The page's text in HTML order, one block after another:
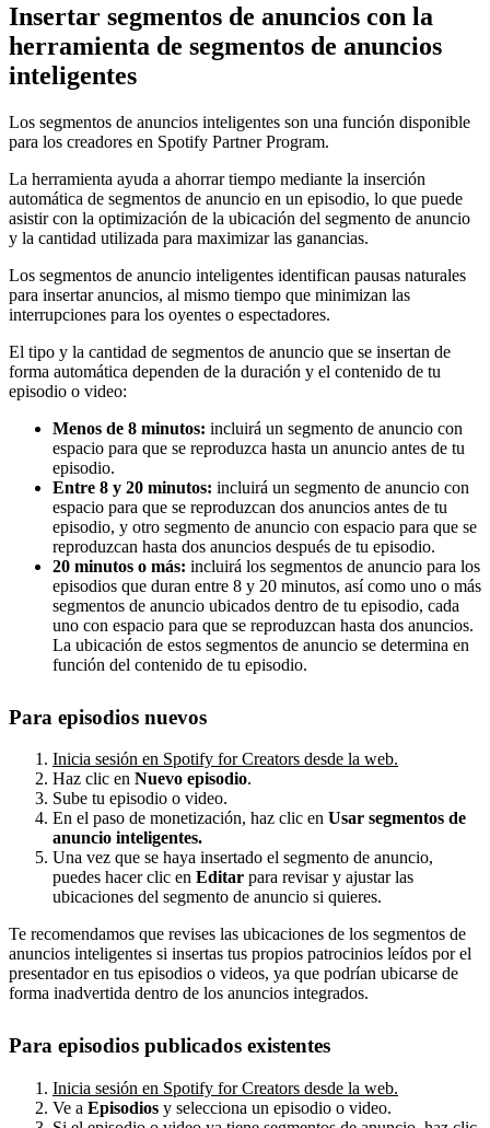
Insertar segmentos de anuncios con la
herramienta de segmentos de anuncios
inteligentes
Los segmentos de anuncios inteligentes son una función disponible
para los creadores en Spotify Partner Program.
La herramienta ayuda a ahorrar tiempo mediante la inserción
automática de segmentos de anuncio en un episodio, lo que puede
asistir con la optimización de la ubicación del segmento de anuncio
y la cantidad utilizada para maximizar las ganancias.
Los segmentos de anuncio inteligentes identifican pausas naturales
para insertar anuncios, al mismo tiempo que minimizan las
interrupciones para los oyentes o espectadores.
El tipo y la cantidad de segmentos de anuncio que se insertan de
forma automática dependen de la duración y el contenido de tu
episodio o video:
Menos de 8 minutos: incluirá un segmento de anuncio con
espacio para que se reproduzca hasta un anuncio antes de tu
episodio.
Entre 8 y 20 minutos: incluirá un segmento de anuncio con
espacio para que se reproduzcan dos anuncios antes de tu
episodio, y otro segmento de anuncio con espacio para que se
reproduzcan hasta dos anuncios después de tu episodio.
20 minutos o más: incluirá los segmentos de anuncio para los
episodios que duran entre 8 y 20 minutos, así como uno o más
segmentos de anuncio ubicados dentro de tu episodio, cada
uno con espacio para que se reproduzcan hasta dos anuncios.
La ubicación de estos segmentos de anuncio se determina en
función del contenido de tu episodio.
Para episodios nuevos
Inicia sesión en Spotify for Creators desde la web.
Haz clic en Nuevo episodio.
Sube tu episodio o video.
En el paso de monetización, haz clic en Usar segmentos de
anuncio inteligentes.
Una vez que se haya insertado el segmento de anuncio,
puedes hacer clic en Editar para revisar y ajustar las
ubicaciones del segmento de anuncio si quieres.
Te recomendamos que revises las ubicaciones de los segmentos de
anuncios inteligentes si insertas tus propios patrocinios leídos por el
presentador en tus episodios o videos, ya que podrían ubicarse de
forma inadvertida dentro de los anuncios integrados.
Para episodios publicados existentes
Inicia sesión en Spotify for Creators desde la web.
Ve a Episodios y selecciona un episodio o video.